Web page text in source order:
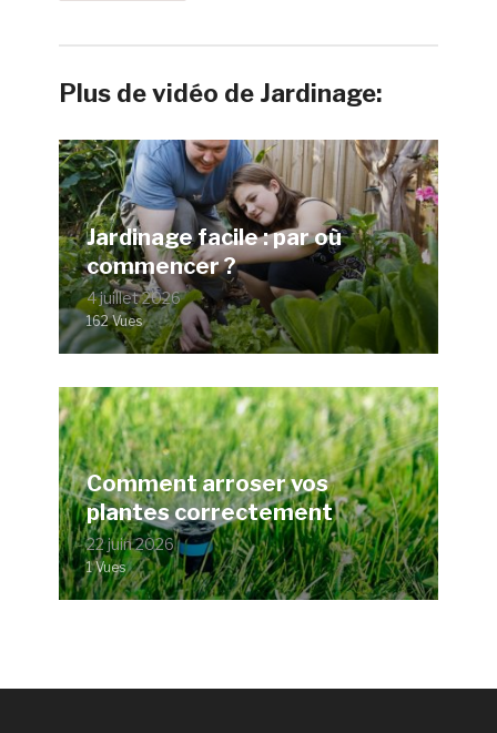
Plus de vidéo de Jardinage:
Jardinage facile : par où
commencer ?
4 juillet 2026
162 Vues
Comment arroser vos
plantes correctement
22 juin 2026
1 Vues